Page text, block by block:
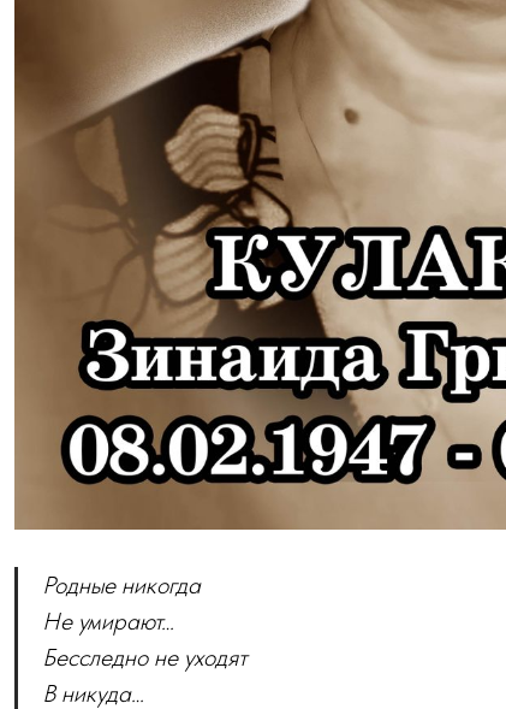
Родные никогда
Не умирают…
Бесследно не уходят
В никуда…